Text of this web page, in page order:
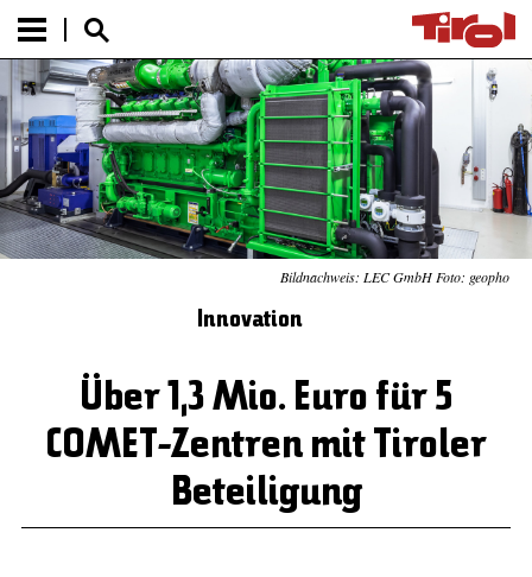
Bildnachweis: LEC GmbH Foto: geopho
Innovation
Über 1,3 Mio. Euro für 5
COMET-Zentren mit Tiroler
Beteiligung